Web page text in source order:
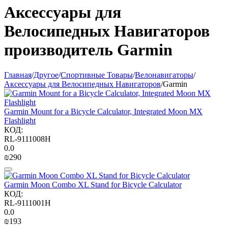
Аксессуары для
Велосипедных Навигаторов
производитель Garmin
Главная/Другое/Спортивные Товары/Велонавигаторы/
Аксессуары для Велосипедных Навигаторов/Garmin
Garmin Mount for a Bicycle Calculator, Integrated Moon MX
Flashlight
КОД:
RL-9111008H
0.0
₪‍290‍
Garmin Moon Combo XL Stand for Bicycle Calculator
КОД:
RL-9111001H
0.0
₪‍193‍